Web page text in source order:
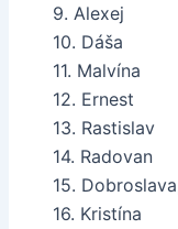
9. Alexej
10. Dáša
11. Malvína
12. Ernest
13. Rastislav
14. Radovan
15.
16. Kristína